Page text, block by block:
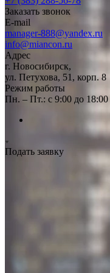
Заказать звонок
E-mail
manager-888@yandex.ru
info@miancon.ru
Адрес
г. Новосибирск,
ул. Петухова, 51, корп. 8
Режим работы
Пн. – Пт.: с 9:00 до 18:00
Подать заявку